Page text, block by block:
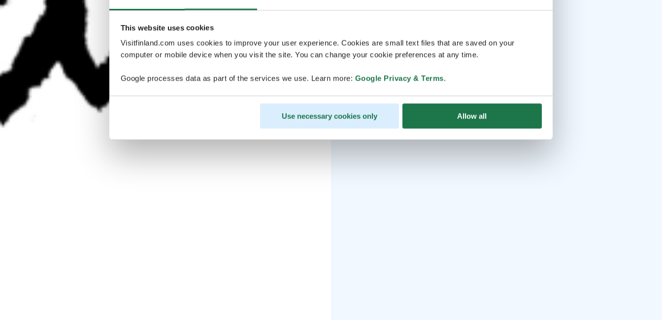
This website uses cookies
Visitfinland.com uses cookies to improve your user experience. Cookies are small text files that are saved on your
computer or mobile device when you visit the site. You can change your cookie preferences at any time.
Google processes data as part of the services we use. Learn more: Google Privacy & Terms.
Use necessary cookies only Allow all